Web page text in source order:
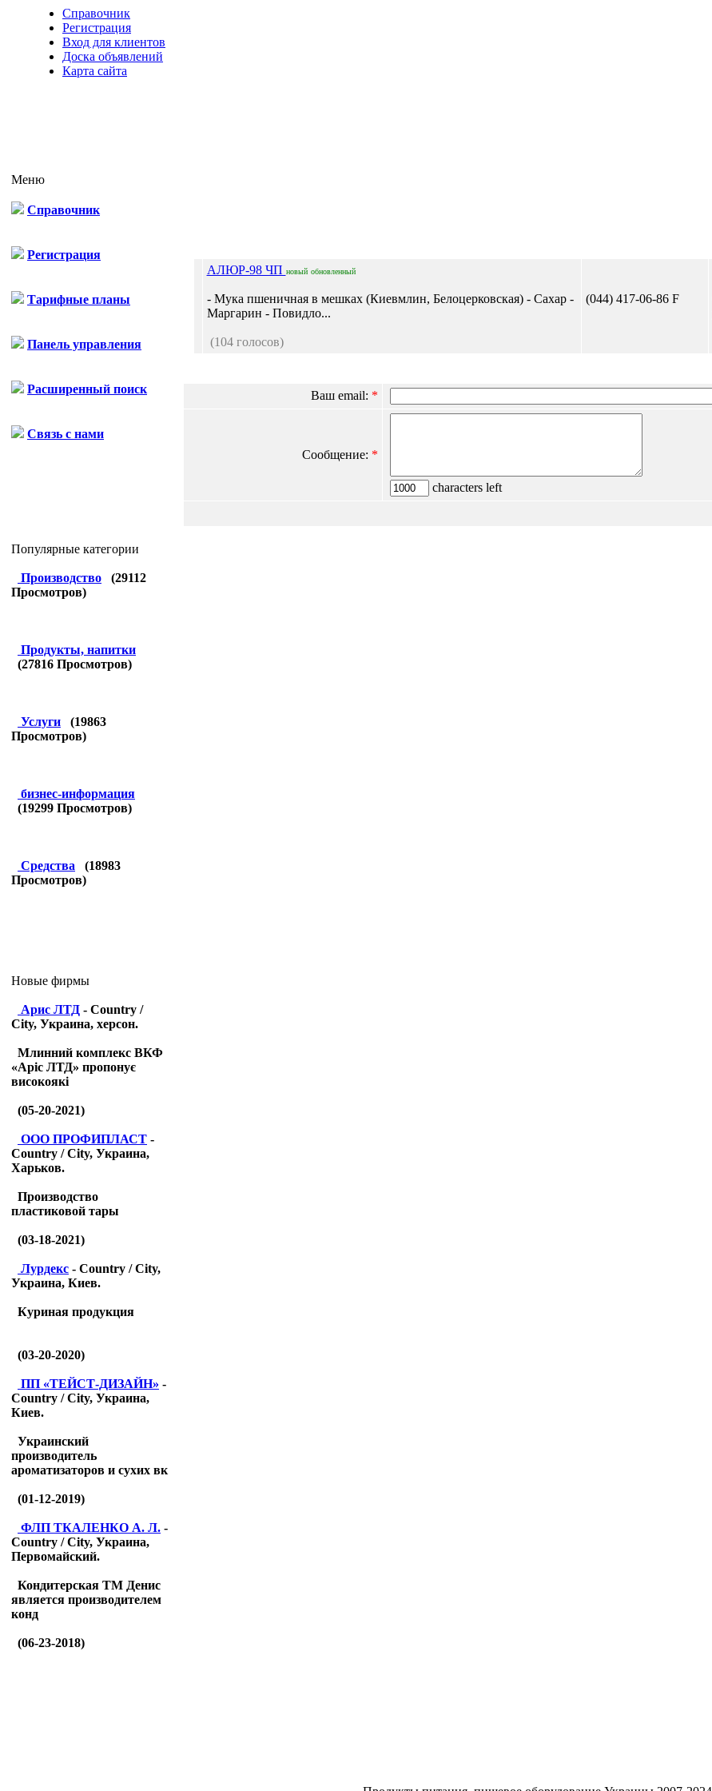
Справочник
Регистрация
Вход для клиентов
Доска объявлений
Карта сайта
Меню
Справочник
Регистрация
Тарифные планы
Панель управления
Расширенный поиск
Связь с нами
Популярные категории
Производство (29112
Просмотров)
Продукты, напитки
(27816 Просмотров)
Услуги (19863
Просмотров)
бизнес-информация
(19299 Просмотров)
Средства (18983
Просмотров)
Новые фирмы
Арис ЛТД - Country /
City, Украина, херсон.
Млинний комплекс ВКФ
«Аріс ЛТД» пропонує
високоякі
(05-20-2021)
ООО ПРОФИПЛАСТ -
Country / City, Украина,
Харьков.
Производство
пластиковой тары
(03-18-2021)
Лурдекс - Country / City,
Украина, Киев.
Куриная продукция
(03-20-2020)
ПП «ТЕЙСТ-ДИЗАЙН» -
Country / City, Украина,
Киев.
Украинский
производитель
ароматизаторов и сухих вк
(01-12-2019)
ФЛП ТКАЛЕНКО А. Л. -
Country / City, Украина,
Первомайский.
Кондитерская ТМ Денис
является производителем
конд
(06-23-2018)
АЛЮР-98 ЧП новый обновленный
- Мука пшеничная в мешках (Киевмлин, Белоцерковская) - Сахар -
Маргарин - Повидло...
(104 голосов)
(044) 417-06-86 F
Ваш email: *
Сообщение: *
characters left